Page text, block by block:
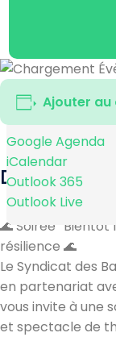
Ajouter au
Google Agenda
iCalendar
Outlook 365
Outlook Live
DESCRIPTION
🌊Soirée “Bientôt
résilience 🌊
Le Syndicat des
en partenariat
vous invite à une
et spectacle de